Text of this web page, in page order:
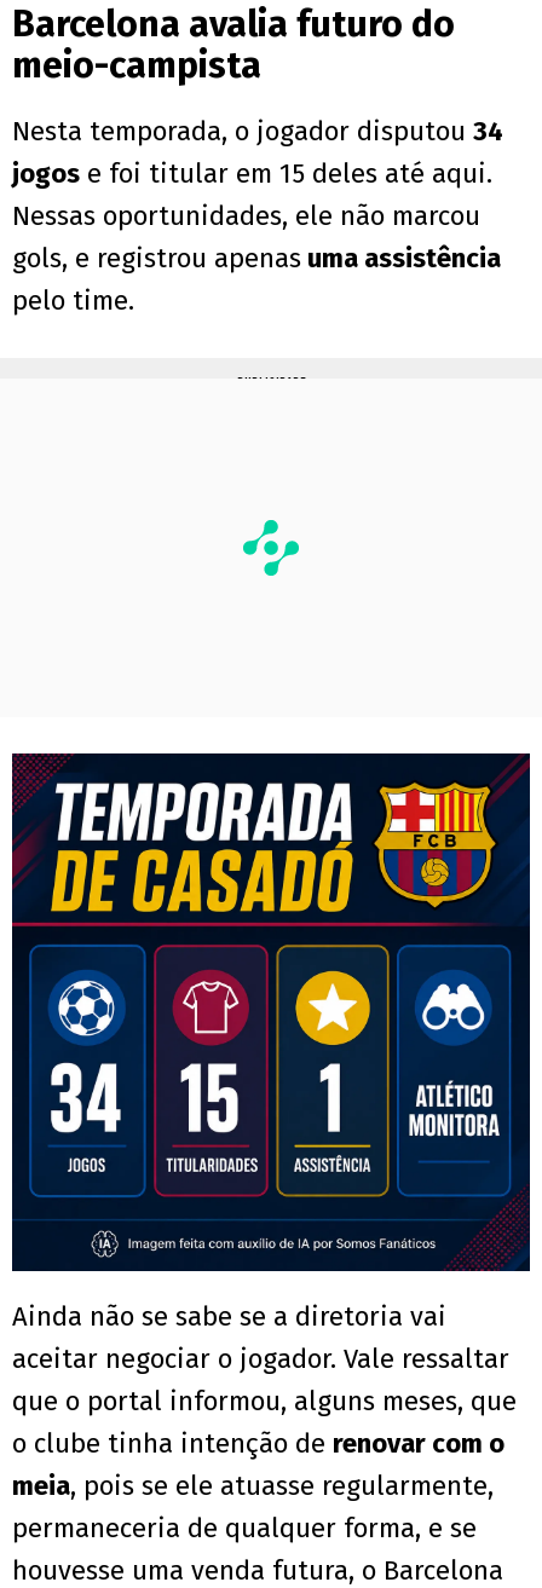
Barcelona avalia futuro do
meio-campista
Nesta temporada, o jogador disputou 34
jogos e foi titular em 15 deles até aqui.
Nessas oportunidades, ele não marcou
gols, e registrou apenas uma assistência
pelo time.
PUBLICIDADE
Ainda não se sabe se a diretoria vai
aceitar negociar o jogador. Vale ressaltar
que o portal informou, alguns meses, que
o clube tinha intenção de renovar com o
meia, pois se ele atuasse regularmente,
permaneceria de qualquer forma, e se
houvesse uma venda futura, o Barcelona